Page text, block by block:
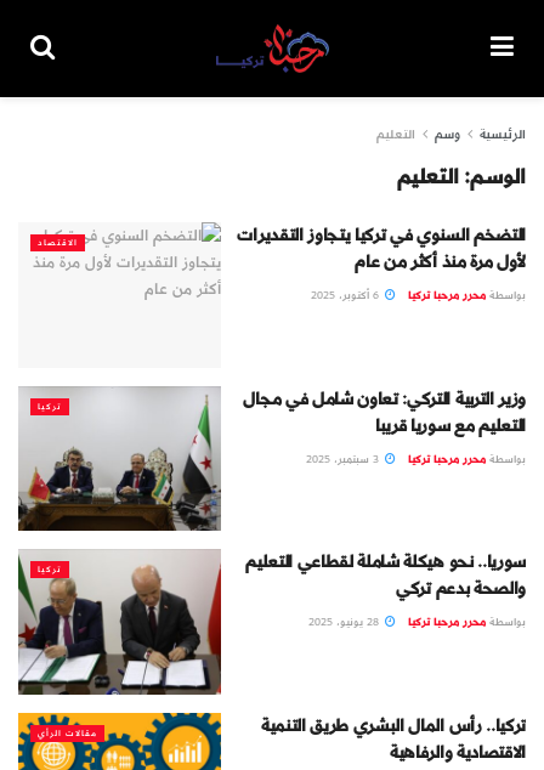
الرئيسية وسم التعليم
الوسم:التعليم
الاقتصاد
التضخم السنوي في تركيا يتجاوز التقديرات
لأول مرة منذ أكثر من عام
بواسطةمحرر مرحبا تركيا
تركيا
وزير التربية التركي: تعاون شامل في مجال
التعليم مع سوريا قريبا
بواسطةمحرر مرحبا تركيا
تركيا
سوريا.. نحو هيكلة شاملة لقطاعي التعليم
والصحة بدعم تركي
بواسطةمحرر مرحبا تركيا
مقالات الرأي
تركيا.. رأس المال البشري طريق التنمية
الاقتصادية والرفاهية